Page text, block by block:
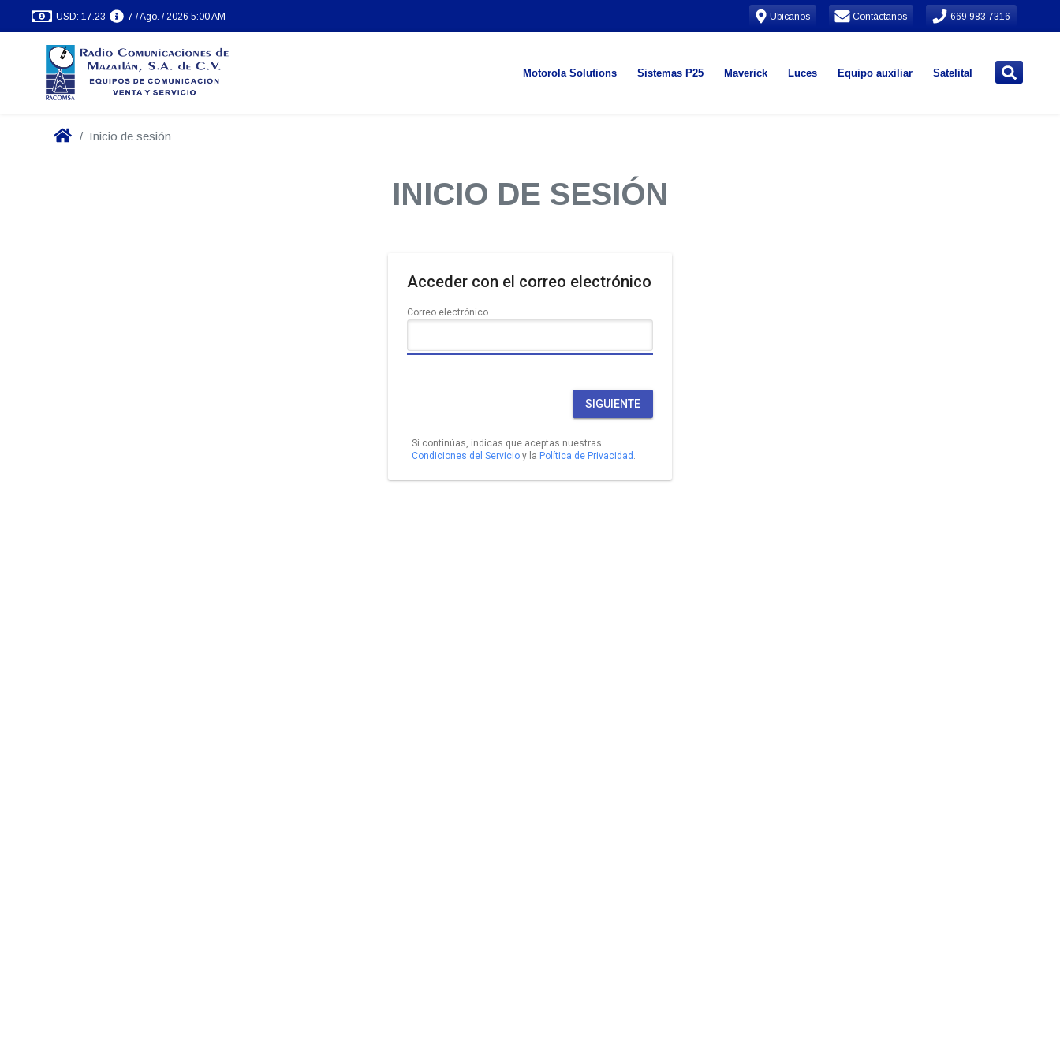
USD: 17.23 7 / Ago. / 2026 5:00 AM Ubícanos Contáctanos 669 983 7316
Motorola Solutions Sistemas P25 Maverick Luces Equipo auxiliar Satelital
Inicio de sesión
INICIO DE SESIÓN
Acceder con el correo electrónico
Correo electrónico
SIGUIENTE
Si continúas, indicas que aceptas nuestras
Condiciones del Servicio y la Política de Privacidad .